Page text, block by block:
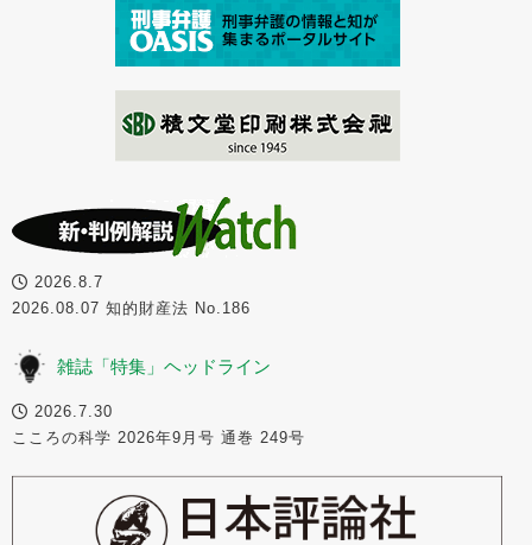
2026.8.7
2026.08.07 知的財産法 No.186
雑誌「特集」ヘッドライン
2026.7.30
こころの科学 2026年9月号 通巻 249号